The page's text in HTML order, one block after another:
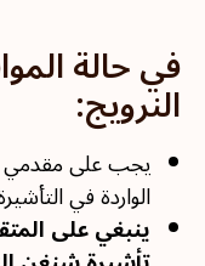
في حالة
النرويج:
يجب على مقدمي
الواردة في
ينبغي على